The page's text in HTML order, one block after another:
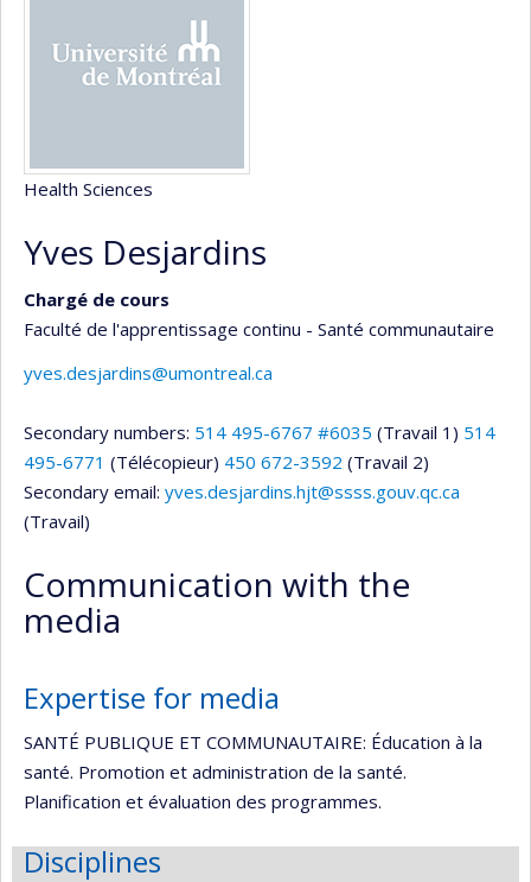
Health Sciences
Yves Desjardins
Chargé de cours
Faculté de l'apprentissage continu - Santé communautaire
yves.desjardins@umontreal.ca
Secondary numbers: 514 495-6767 #6035 (Travail 1) 514
495-6771 (Télécopieur) 450 672-3592 (Travail 2)
Secondary email: yves.desjardins.hjt@ssss.gouv.qc.ca
(Travail)
Communication with the
media
Expertise for media
SANTÉ PUBLIQUE ET COMMUNAUTAIRE: Éducation à la
santé. Promotion et administration de la santé.
Planification et évaluation des programmes.
Disciplines